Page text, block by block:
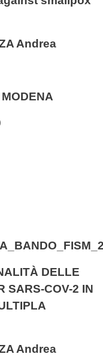
Andrea
DELLE
SARS-COV-2 IN
Andrea